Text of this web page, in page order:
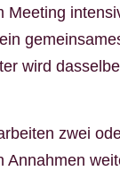
Meeting
wird
zwei
Annahmen